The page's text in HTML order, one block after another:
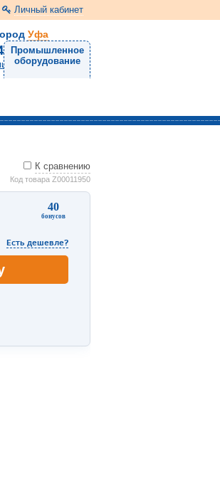
Личный кабинет
Уфа
11-71-72
нам
Промышленное
оборудование
К сравнению
Код товара Z00011950
40
бонусов
Есть дешевле?